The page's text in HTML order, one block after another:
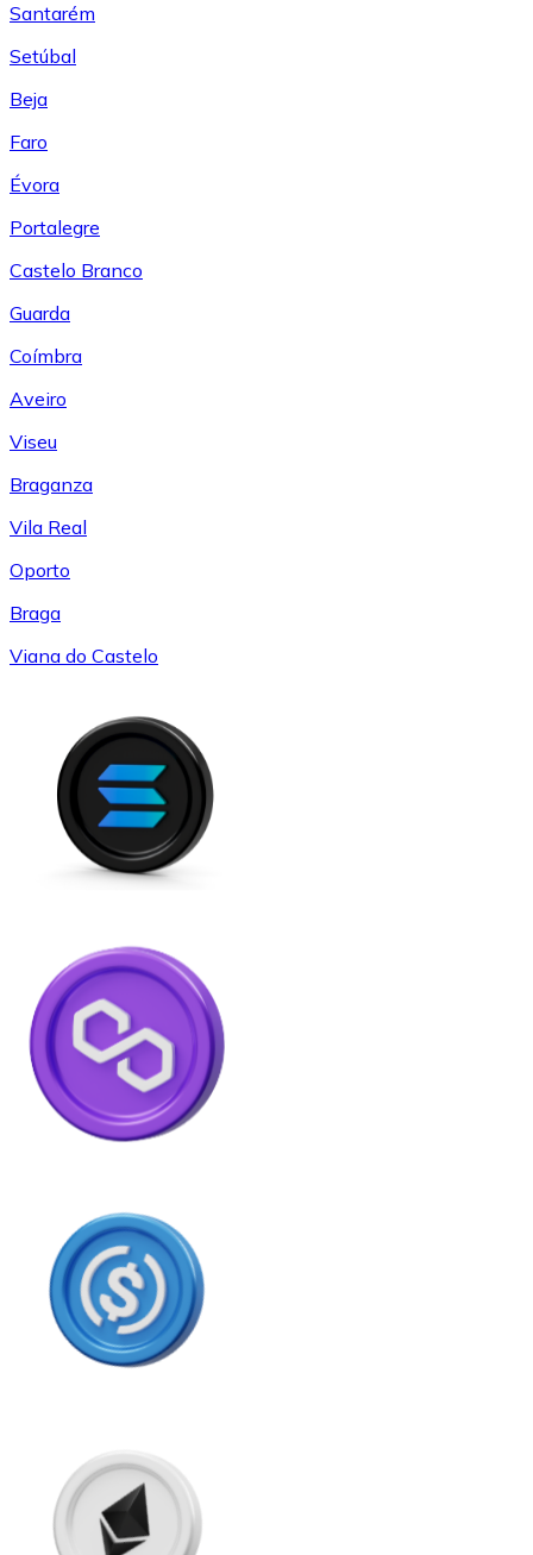
Santarém
Setúbal
Beja
Faro
Évora
Portalegre
Castelo Branco
Guarda
Coímbra
Aveiro
Viseu
Braganza
Vila Real
Oporto
Braga
Viana do Castelo